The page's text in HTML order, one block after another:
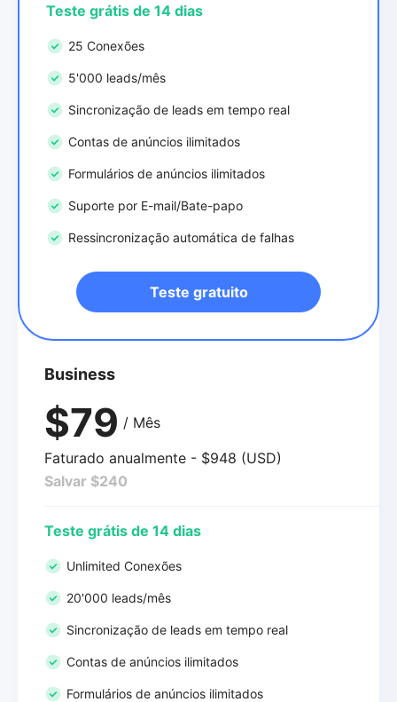
Teste grátis de 14 dias
25 Conexões
5'000 leads/mês
Sincronização de leads em tempo real
Contas de anúncios ilimitados
Formulários de anúncios ilimitados
Suporte por E-mail/Bate-papo
Ressincronização automática de falhas
Teste gratuito
Business
$79 / Mês
Faturado anualmente - $948 (USD)
Salvar $240
Teste grátis de 14 dias
Unlimited Conexões
20'000 leads/mês
Sincronização de leads em tempo real
Contas de anúncios ilimitados
Formulários de anúncios ilimitados